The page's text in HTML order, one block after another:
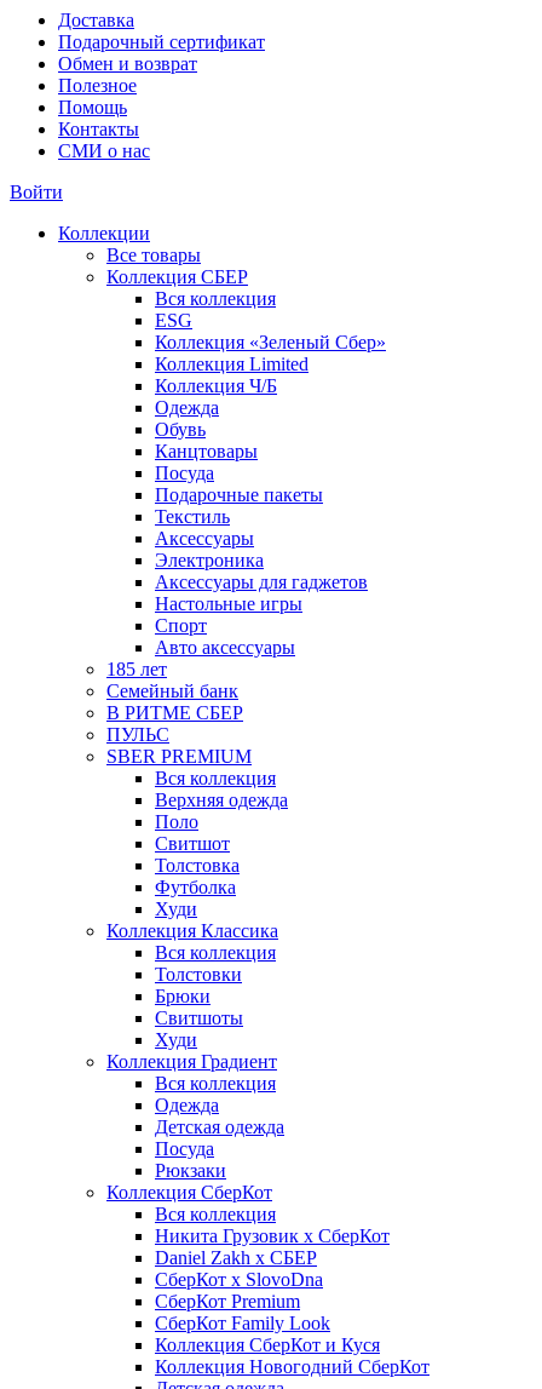
Доставка
Подарочный сертификат
Обмен и возврат
Полезное
Помощь
Контакты
СМИ о нас
Войти
Коллекции
Все товары
Коллекция СБЕР
Вся коллекция
ESG
Коллекция «Зеленый Сбер»
Коллекция Limited
Коллекция Ч/Б
Одежда
Обувь
Канцтовары
Посуда
Подарочные пакеты
Текстиль
Аксессуары
Электроника
Аксессуары для гаджетов
Настольные игры
Спорт
Авто аксессуары
185 лет
Семейный банк
В РИТМЕ СБЕР
ПУЛЬС
SBER PREMIUM
Вся коллекция
Верхняя одежда
Поло
Свитшот
Толстовка
Футболка
Худи
Коллекция Классика
Вся коллекция
Толстовки
Брюки
Свитшоты
Худи
Коллекция Градиент
Вся коллекция
Одежда
Детская одежда
Посуда
Рюкзаки
Коллекция СберКот
Вся коллекция
Никита Грузовик х СберКот
Daniel Zakh x СБЕР
СберКот x SlovoDna
СберКот Premium
СберКот Family Look
Коллекция СберКот и Куся
Коллекция Новогодний СберКот